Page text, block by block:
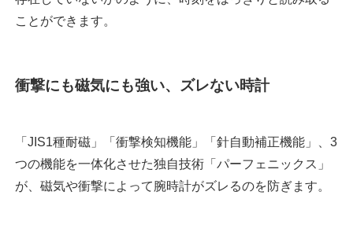
ことができます。
衝撃にも磁気にも強い、ズレない時計
「JIS1種耐磁」「衝撃検知機能」「針自動補正機能」、3
つの機能を一体化させた独自技術「パーフェニックス」
が、磁気や衝撃によって腕時計がズレるのを防ぎます。